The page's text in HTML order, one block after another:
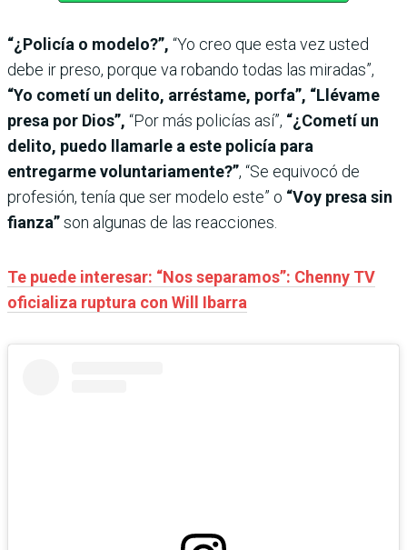
“¿Policía o modelo?”, “Yo creo que esta vez usted
debe ir preso, porque va robando todas las miradas”,
“Yo cometí un delito, arréstame, porfa”, “Llévame
presa por Dios”, “Por más policías así”, “¿Cometí un
delito, puedo llamarle a este policía para
entregarme voluntariamente?”, “Se equivocó de
profesión, tenía que ser modelo este” o “Voy presa sin
fianza”son algunas de las reacciones.
Te puede interesar: “Nos separamos”: Chenny TV
oficializa ruptura con Will Ibarra